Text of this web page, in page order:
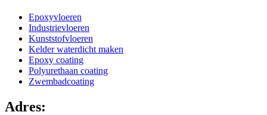
Epoxyvloeren
Industrievloeren
Kunststofvloeren
Kelder waterdicht maken
Epoxy coating
Polyurethaan coating
Zwembadcoating
Adres: